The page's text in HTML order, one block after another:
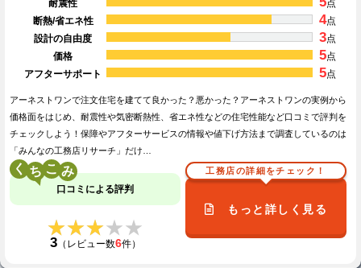
耐震性
点
断熱/省エネ性
4点
設計の自由度
3点
価格
5点
アフターサポート
5点
アーネストワンで注文住宅を建てて良かった？悪かった？アーネストワンの実例から
価格面をはじめ、耐震性や気密断熱性、省エネ性などの住宅性能など口コミで評判を
チェックしよう！保障やアフターサービスの情報や値下げ方法まで調査しているのは
「みんなの工務店リサーチ」だけ…
く こ
口コミによる評判
★★★★★
★★★★★
3（レビュー数6件）
工務店の詳細をチェック！
もっと詳しく見る